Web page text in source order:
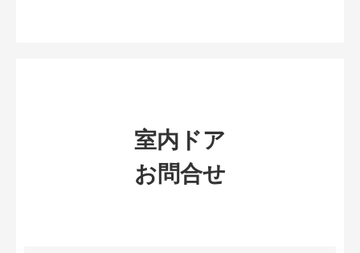
室内ドア
お問合せ